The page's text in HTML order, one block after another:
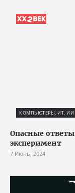
КОМПЬЮТЕРЫ, ИТ, ИИ
Опасные
эксперимент
7 Июнь, 2024